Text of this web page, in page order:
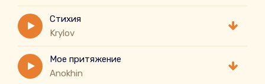
Стихия
Krylov
Мое притяжение
Anokhin